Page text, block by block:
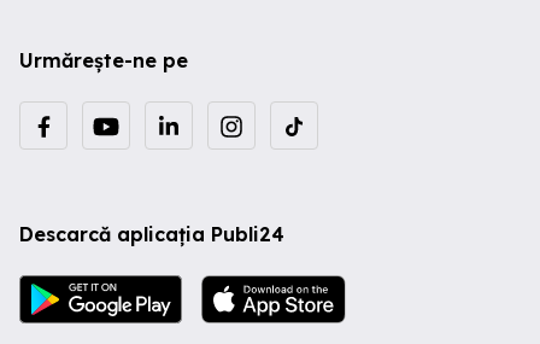
Urmărește-ne pe
Descarcă aplicația Publi24